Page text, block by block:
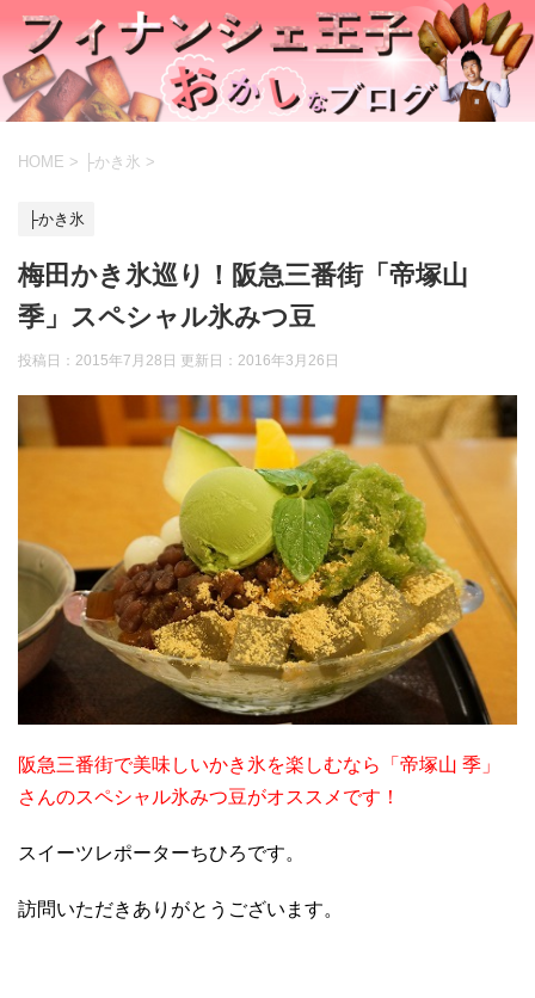
HOME > ├かき氷 >
├かき氷
梅田かき氷巡り！阪急三番街「帝塚山
季」スペシャル氷みつ豆
投稿日：2015年7月28日 更新日： 2016年3月26日
阪急三番街で美味しいかき氷を楽しむなら「帝塚山 季」
さんのスペシャル氷みつ豆がオススメです！
スイーツレポーターちひろです。
訪問いただきありがとうございます。